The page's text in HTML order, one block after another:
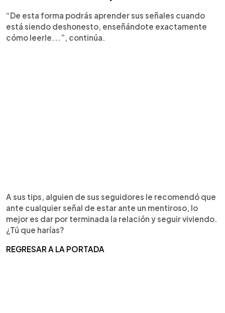
“De esta forma podrás aprender sus señales cuando
está siendo deshonesto, enseñándote exactamente
cómo leerle...”, continúa.
A sus tips, alguien de sus seguidores le recomendó que
ante cualquier señal de estar ante un mentiroso, lo
mejor es dar por terminada la relación y seguir viviendo.
¿Tú que harías?
REGRESAR A LA PORTADA